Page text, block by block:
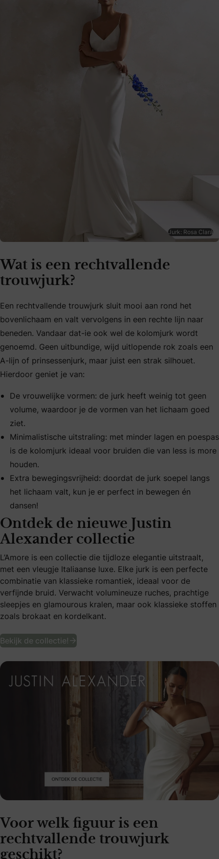
Jurk: Rosa Clará
Wat is een rechtvallende
trouwjurk?
Een rechtvallende trouwjurk sluit mooi aan rond het
bovenlichaam en valt vervolgens in een rechte lijn naar
beneden. Vandaar dat-ie ook wel de kolomjurk wordt
genoemd. Geen uitbundige, wijd uitlopende rok zoals een
A-lijn of prinsessenjurk, maar juist een strak silhouet.
Hierdoor geniet je van:
De vrouwelijke vormen: de jurk heeft weinig tot geen
volume, waardoor je de vormen van het lichaam goed
ziet.
Minimalistische uitstraling: met minder lagen en poespas
is de kolomjurk ideaal voor bruiden die van less is more
houden.
Extra bewegingsvrijheid: doordat de jurk soepel langs
het lichaam valt, kun je er perfect in bewegen én
dansen!
Ontdek de nieuwe Justin
Alexander collectie
L’Amore is een collectie die tijdloze elegantie uitstraalt,
met een vleugje Italiaanse luxe. Elke jurk is een perfecte
combinatie van klassieke romantiek, ideaal voor de
verfijnde bruid. Verwacht volumineuze ruches, prachtige
sleepjes en glamourous kralen, maar ook klassieke stoffen
zoals brokaat en kordelkant.
Bekijk de collectie! Ontdek de nieuwe Justin Alexander
Voor welk figuur is een
rechtvallende trouwjurk
geschikt?